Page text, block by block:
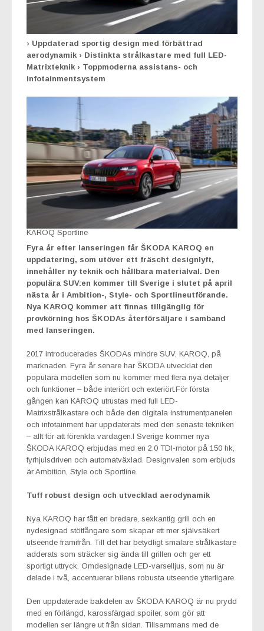
› Uppdaterad sportig design med förbättrad
aerodynamik › Distinkta strålkastare med full LED-
Matrixteknik › Toppmoderna assistans- och
infotainmentsystem
KAROQ Sportline
Fyra år efter lanseringen får ŠKODA KAROQ en
uppdatering, som utöver ett fräscht designlyft,
innehåller ny teknik och hållbara materialval. Den
populära SUV:en kommer till Sverige i slutet på april
nästa år i Ambition-, Style- och Sportlineutförande.
Nya KAROQ kommer att finnas tillgänglig för
provkörning hos ŠKODAs återförsäljare i samband
med lanseringen.
2017 introducerades ŠKODAs mindre SUV, KAROQ, på
marknaden. Fyra år senare har ŠKODA utvecklat den
populära modellen som nu kommer med flera nya detaljer
och funktioner – både interiört och exteriört.För första
gången kan KAROQ utrustas med full LED-
Matrixstrålkastare och både den digitala instrumentpanelen
och infotainment har uppdaterats med den senaste tekniken
– allt för att förenkla vardagen.I Sverige kommer nya
ŠKODA KAROQ erbjudas med en 2.0 TDI-motor på 150 hk,
fyrhjulsdriven och automatväxlad. Designvalen som erbjuds
är Ambition, Style och Sportline.
Tuff robust design och utvecklad aerodynamik
Nya KAROQ har fått en bredare, sexkantig grill och en
nydesignad stötfångare som skapar ett mer självsäkert
utseende framifrån. Till det har betydligt smalare strålkastare
adderats som sträcker sig ända till grillen och ger ett
sportigt uttryck. Omdesignade LED-varselljus, som nu är
delade i två, accentuerar bilens robusta utseende ytterligare.
Den uppdaterade bakdelen av ŠKODA KAROQ är nu prydd
med en förlängd, karossfärgad spoiler, som gör att
modellen ser längre ut från sidan. Tillsammans med de